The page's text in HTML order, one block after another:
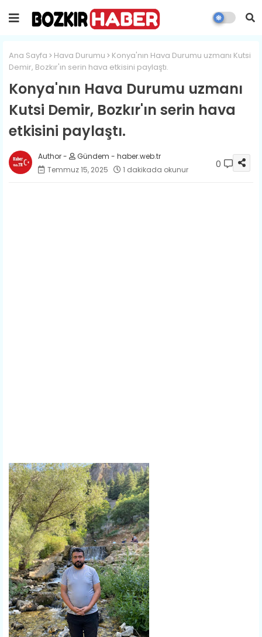
Ana Sayfa Hava Durumu
Konya'nın Hava Durumu uzmanı Kutsi
Demir, Bozkır'ın serin hava etkisini paylaştı.
Konya'nın Hava Durumu uzmanı
Kutsi Demir, Bozkır'ın serin hava
etkisini paylaştı.
Gündem - haber.web.tr
Temmuz 15, 2025
1 dakikada okunur 0